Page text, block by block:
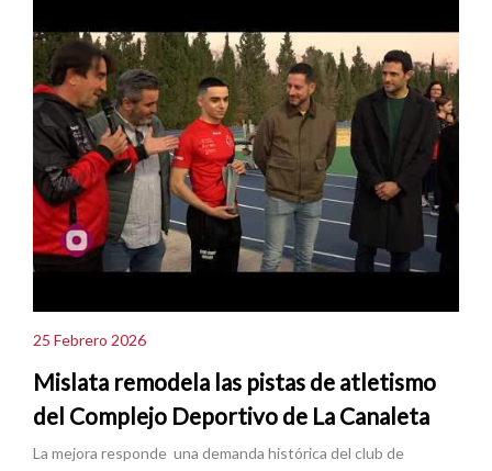
25 Febrero 2026
Mislata remodela las pistas de atletismo
del Complejo Deportivo de La Canaleta
La mejora responde una demanda histórica del club de